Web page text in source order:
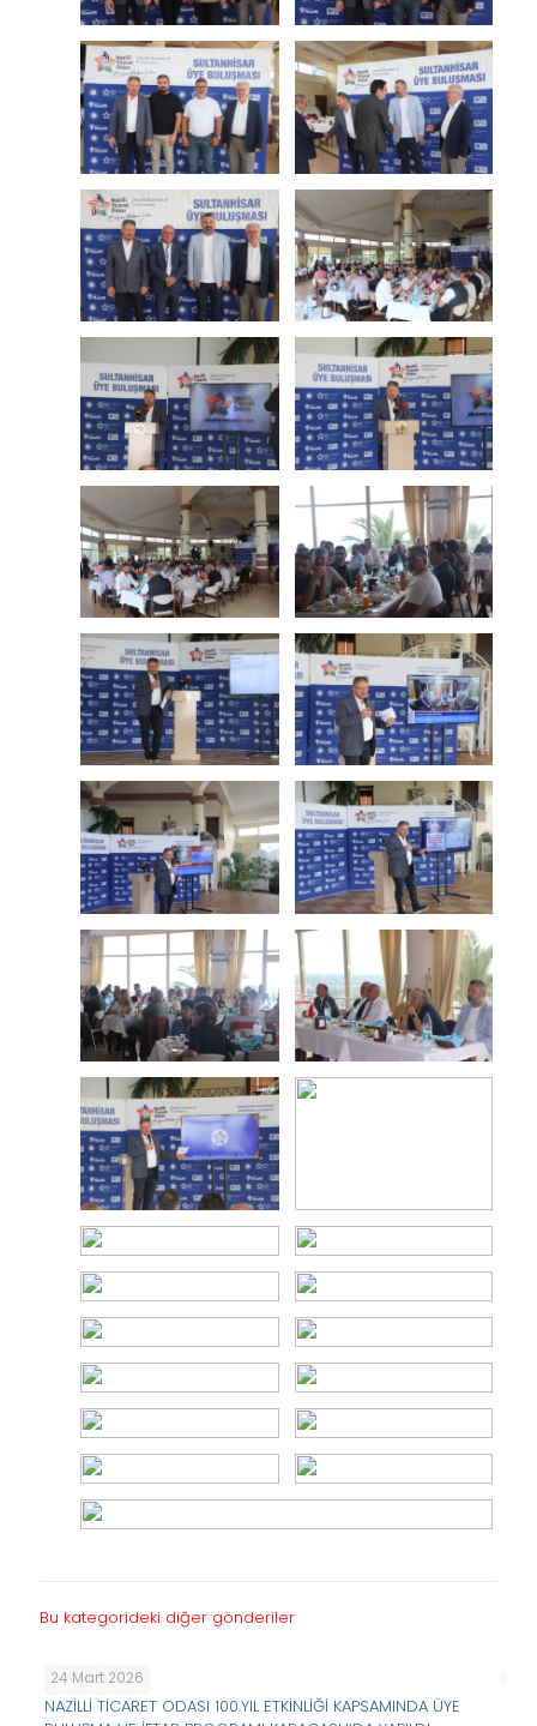
Bu kategorideki diğer gönderiler
24 Mart 2026
NAZİLLİ TİCARET ODASI 100.YIL ETKİNLİĞİ KAPSAMINDA ÜYE